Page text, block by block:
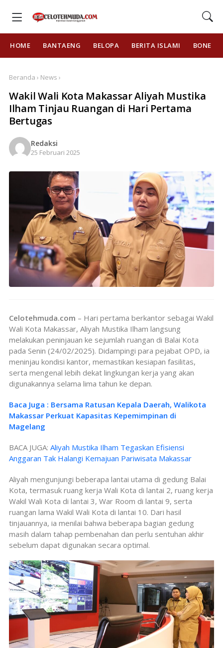
HOME BANTAENG BELOPA BERITA ISLAMI BONE
Beranda › News ›
Wakil Wali Kota Makassar Aliyah Mustika
Ilham Tinjau Ruangan di Hari Pertama
Bertugas
Redaksi
25 Februari 2025
Celotehmuda.com – Hari pertama berkantor sebagai Wakil
Wali Kota Makassar, Aliyah Mustika Ilham langsung
melakukan peninjauan ke sejumlah ruangan di Balai Kota
pada Senin (24/02/2025). Didampingi para pejabat OPD, ia
meninjau kondisi kantor, memastikan kesiapan fasilitas,
serta mengenal lebih dekat lingkungan kerja yang akan
digunakannya selama lima tahun ke depan.
Baca Juga : Bersama Ratusan Kepala Daerah, Walikota
Makassar Perkuat Kapasitas Kepemimpinan di
Magelang
BACA JUGA: Aliyah Mustika Ilham Tegaskan Efisiensi
Anggaran Tak Halangi Kemajuan Pariwisata Makassar
Aliyah mengunjungi beberapa lantai utama di gedung Balai
Kota, termasuk ruang kerja Wali Kota di lantai 2, ruang kerja
Wakil Wali Kota di lantai 3, War Room di lantai 9, serta
ruangan lama Wakil Wali Kota di lantai 10. Dari hasil
tinjauannya, ia menilai bahwa beberapa bagian gedung
masih dalam tahap pembenahan dan perlu sentuhan akhir
sebelum dapat digunakan secara optimal.